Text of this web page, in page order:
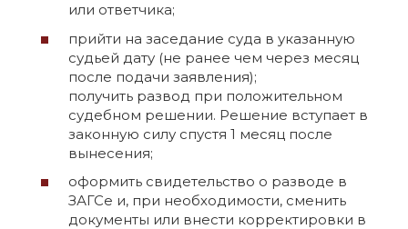
или ответчика;
прийти на заседание суда в указанную
судьей дату (не ранее чем через месяц
после подачи заявления);
получить развод при положительном
судебном решении. Решение вступает в
законную силу спустя 1 месяц после
вынесения;
оформить свидетельство о разводе в
ЗАГСе и, при необходимости, сменить
документы или внести корректировки в